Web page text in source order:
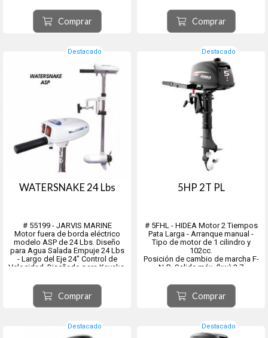
Comprar Comprar
Destacado
WATERSNAKE 24 Lbs
# 55199 - JARVIS MARINE
Motor fuera de borda eléctrico
modelo ASP de 24 Lbs. Diseño
para Agua Salada Empuje 24 Lbs
- Largo del Eje 24" Control de
Velocidad. Diseñado para Kayaks,
Apropiado y Fácil Montaje,
Sistema de Clip Anti-Impacto.
Rendimiento: Mantiene una a...
Comprar
Destacado
5HP 2T PL
# 5FHL - HIDEA Motor 2 Tiempos
Pata Larga - Arranque manual -
Tipo de motor de 1 cilindro y
102cc.
Posición de cambio de marcha F-
N-R. Salida máx. (kw) 3,7
aceleración completa (rpm) 4500-
5500
- Borex Carrera(mm) 55x43.
- Largo×Ancho×Alto (mm)
- Peso 2...
Comprar
Destacado Destacado